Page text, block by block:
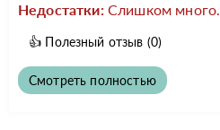
Недостатки: Слишком много.
👍 Полезный отзыв (0)
Смотреть полностью